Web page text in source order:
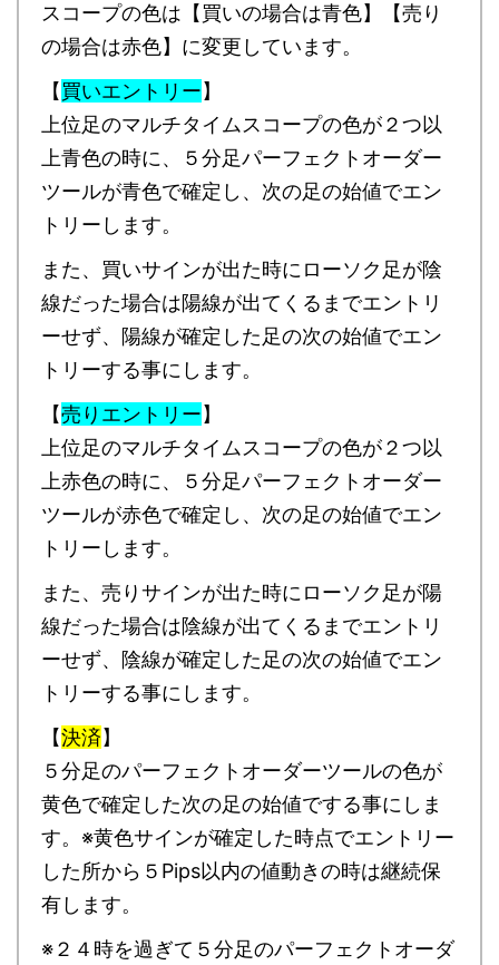
スコープの色は【買いの場合は青色】【売り
の場合は赤色】に変更しています。
【買いエントリー】
上位足のマルチタイムスコープの色が２つ以
上青色の時に、５分足パーフェクトオーダー
ツールが青色で確定し、次の足の始値でエン
トリーします。
また、買いサインが出た時にローソク足が陰
線だった場合は陽線が出てくるまでエントリ
ーせず、陽線が確定した足の次の始値でエン
トリーする事にします。
【売りエントリー】
上位足のマルチタイムスコープの色が２つ以
上赤色の時に、５分足パーフェクトオーダー
ツールが赤色で確定し、次の足の始値でエン
トリーします。
また、売りサインが出た時にローソク足が陽
線だった場合は陰線が出てくるまでエントリ
ーせず、陰線が確定した足の次の始値でエン
トリーする事にします。
【決済】
５分足のパーフェクトオーダーツールの色が
黄色で確定した次の足の始値でする事にしま
す。※黄色サインが確定した時点でエントリー
した所から５Pips以内の値動きの時は継続保
有します。
※２４時を過ぎて５分足のパーフェクトオーダ